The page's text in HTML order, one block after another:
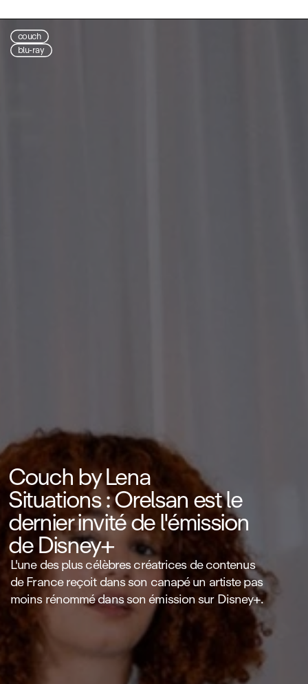
couch
blu-ray
Couch by Lena
Situations : Orelsan est le
dernier invité de l'émission
de Disney+
L'une des plus célèbres créatrices de contenus
de France reçoit dans son canapé un artiste pas
moins rénommé dans son émission sur Disney+.